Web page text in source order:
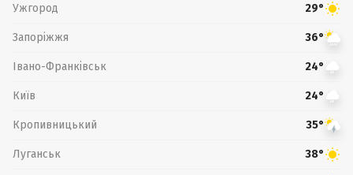
Ужгород 29°
Запоріжжя 36°
Івано-Франківськ 24°
Київ 24°
Кропивницький 35°
Луганськ 38°